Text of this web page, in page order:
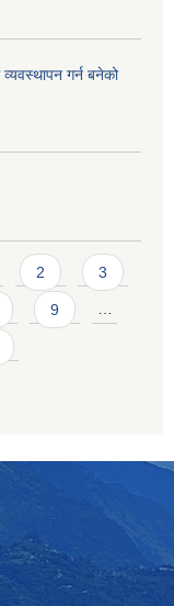
गर्न बनेको
2 3
9 …